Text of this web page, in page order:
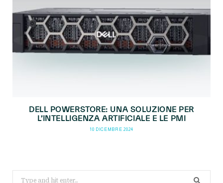
DELL POWERSTORE: UNA SOLUZIONE PER
L’INTELLIGENZA ARTIFICIALE E LE PMI
10 DICEMBRE 2024